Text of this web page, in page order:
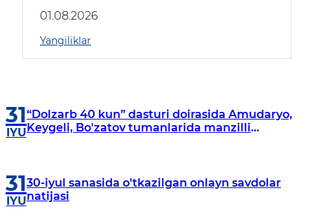
borildi
01.08.2026
Yangiliklar
31
IYU
“Dolzarb 40 kun” dasturi doirasida Amudaryo,
Keygeli, Bo'zatov tumanlarida manzilli
31
IYU
30-iyul sanasida o'tkazilgan onlayn savdolar
natijasi